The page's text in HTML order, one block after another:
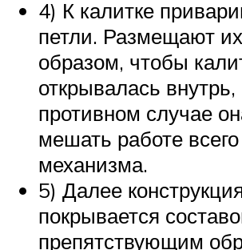
4) К калитке
петли. Размещают
образом, чтобы
открывалась внутрь,
противном случае
мешать работе всего
механизма.
5) Далее
покрывается
препятствующим